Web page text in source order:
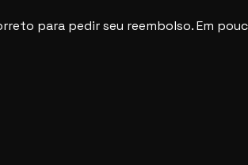
para pedir seu reembolso. Em